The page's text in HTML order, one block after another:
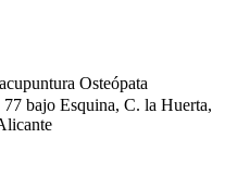
Osteópata
bajo Esquina, C. la Huerta,